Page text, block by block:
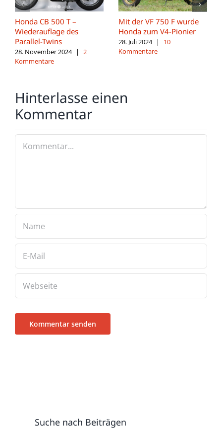
Honda CB 500 T –
Wiederauflage des
Parallel-Twins
28. November 2024 |
2
Kommentare
Mit der VF 750 F wurde
Honda zum V4-Pionier
28. Juli 2024 |
10
Kommentare
Hinterlasse einen
Kommentar
Suche nach Beiträgen